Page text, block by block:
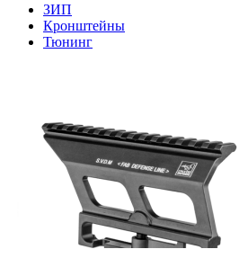
ЗИП
Кронштейны
Тюнинг